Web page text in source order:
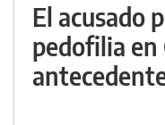
El acusado
pedofilia